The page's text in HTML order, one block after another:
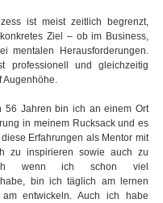
ist meist zeitlich begrenzt,
Ziel – ob im Business,
mentalen Herausforderungen.
professionell und gleichzeitig
Augenhöhe.
56 Jahren bin ich an einem Ort
in meinem Rucksack und es
Erfahrungen als Mentor mit
zu inspirieren sowie auch zu
wenn ich schon viel
habe, bin ich täglich am lernen
entwickeln. Auch ich habe